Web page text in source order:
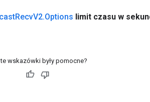
RecvV2.Options limit czasu w
te wskazówki były pomocne?